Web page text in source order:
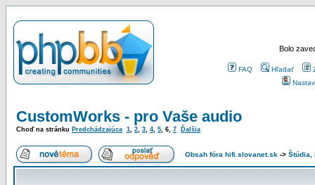
Bolo
FAQ Hľadať
CustomWorks - pro Vaše audio
Choď na stránku Predchádzajúca 1, 2, 3, 4, 5, 6, 7 Ďalšia
Obsah fóra hifi.slovanet.sk -> Štúdia,